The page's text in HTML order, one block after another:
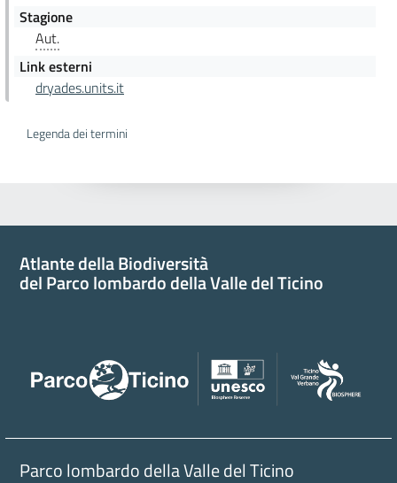
Stagione
Aut.
Link esterni
dryades.units.it
Legenda dei termini
Atlante della Biodiversità
del Parco lombardo della Valle del Ticino
Parco lombardo della Valle del Ticino